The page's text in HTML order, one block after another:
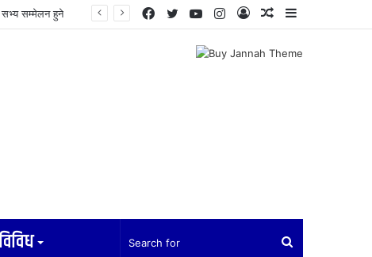
Random
Log
Instagram
YouTube
Twitter
Facebook